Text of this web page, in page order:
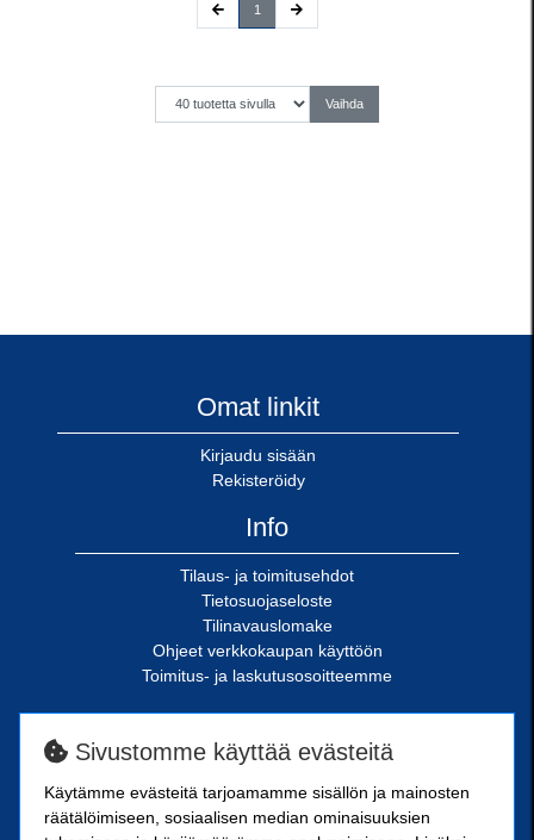
1 (current)
Omat linkit
Kirjaudu sisään
Rekisteröidy
Info
Tilaus- ja toimitusehdot
Tietosuojaseloste
Tilinavauslomake
Ohjeet verkkokaupan käyttöön
Toimitus- ja laskutusosoitteemme
SN-Kiinnike Oy
Riimukatu 18
20380 Turku
Sivustomme käyttää evästeitä
Käytämme evästeitä tarjoamamme sisällön ja mainosten
räätälöimiseen, sosiaalisen median ominaisuuksien